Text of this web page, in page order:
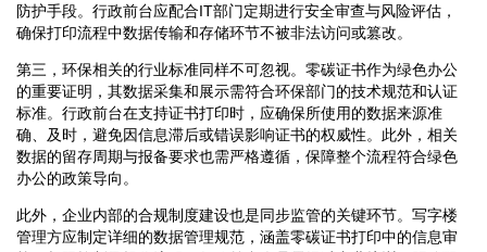
防护手段。行政前台应配合IT部门定期进行安全审查与风险评估，
确保打印流程中数据传输和存储环节不被非法访问或篡改。
第三，环保相关的行业标准同样不可忽视。零碳证书作为绿色办公
的重要证明，其数据采集和展示需符合环保部门的技术规范和认证
标准。行政前台在支持证书打印时，应确保所使用的数据来源准
确、及时，避免因信息滞后或错误影响证书的权威性。此外，相关
数据的留存周期与报备要求也需严格遵循，保障整个流程符合绿色
办公的政策导向。
此外，企业内部的合规制度建设也是同步监管的关键环节。写字楼
管理方应制定详细的数据管理规范，涵盖零碳证书打印中的信息审